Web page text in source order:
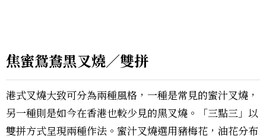
焦蜜鴛鴦黑叉燒／雙拼
港式叉燒大致可分為兩種風格，一種是常見的蜜汁叉燒，
另一種則是如今在香港也較少見的黑叉燒。「三點三」以
雙拼方式呈現兩種作法。蜜汁叉燒選用豬梅花，油花分布